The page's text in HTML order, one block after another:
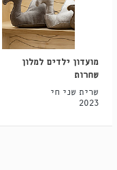
מועדון ילדים למלון
שחרות
שרית שני חי
2023